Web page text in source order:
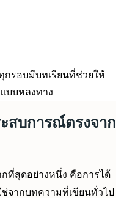
กรอบมีบทเรียนที่ช่วยให้
บบหลงทาง
สบการณ์ตรงจาก
ที่สุดอย่างหนึ่ง คือการได้
ช่จากบทความที่เขียนทั่วไป